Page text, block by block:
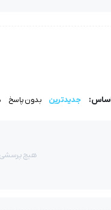
دوپایه طراحی شده و
جدیدترین بدون پاسخ
هیچ